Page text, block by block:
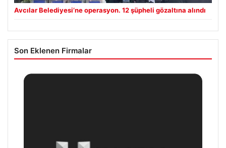
Avcılar Belediyesi’ne operasyon. 12 şüpheli gözaltına alındı
Son Eklenen Firmalar